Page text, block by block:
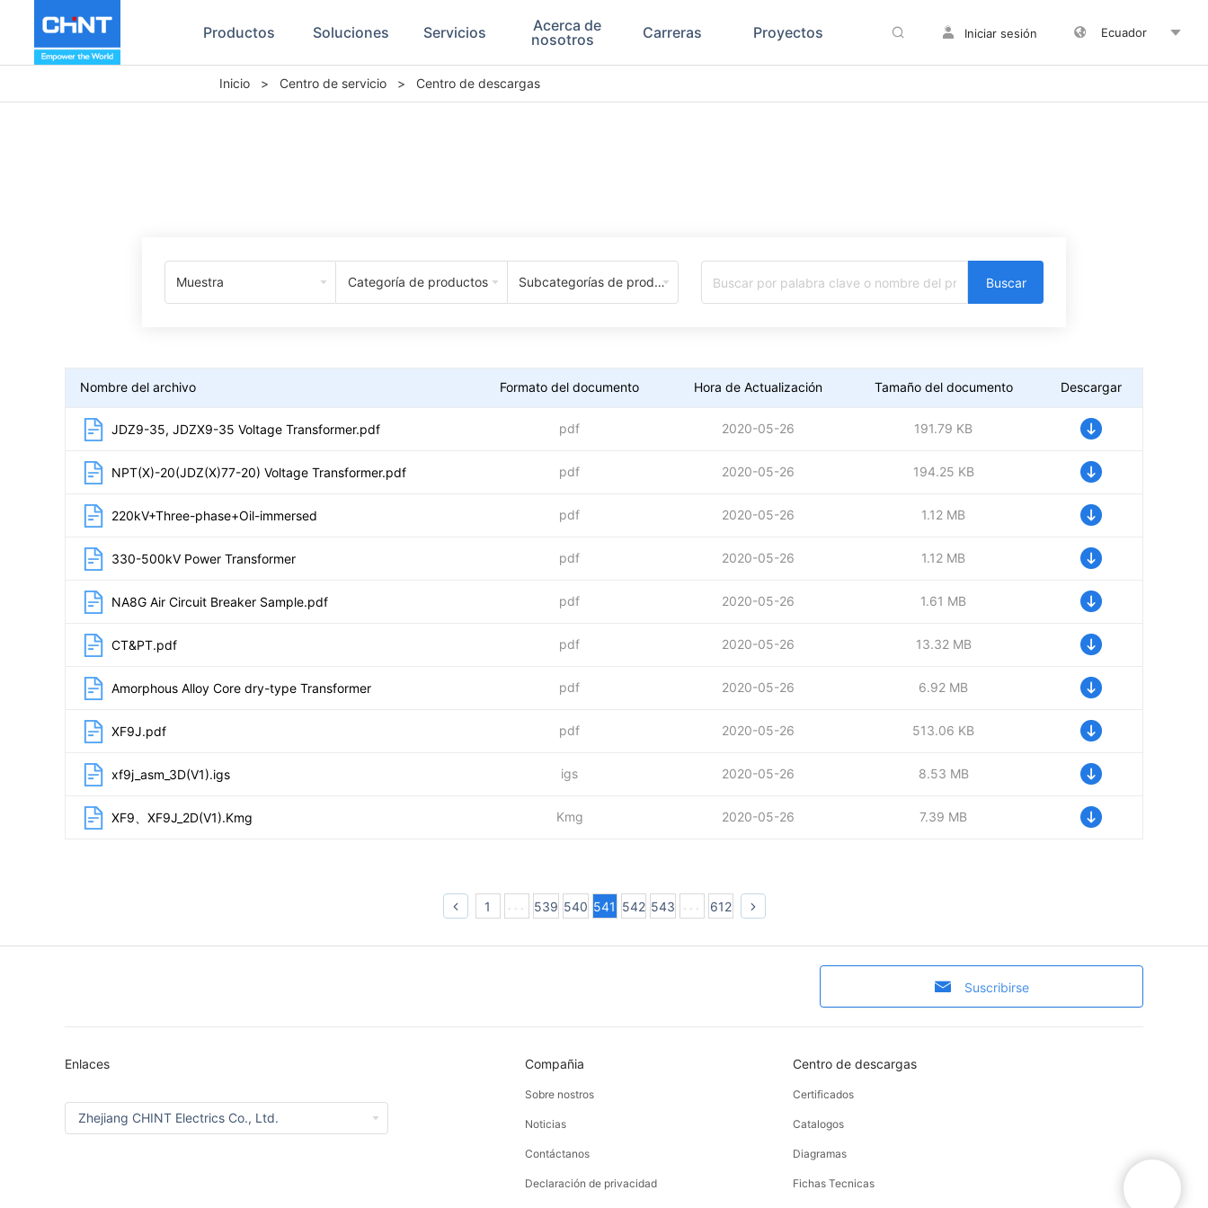
Iniciar sesión Ecuador
Productos Soluciones Servicios
Acerca de
nosotros
Carreras Proyectos
Inicio > Centro de servicio > Centro de descargas
Muestra Categoría de productos Subcategorías de productos Buscar
Nombre del archivo Formato del documento Hora de Actualización Tamaño del documento Descargar
JDZ9-35, JDZX9-35 Voltage Transformer.pdf pdf 2020-05-26 191.79 KB
NPT(X)-20(JDZ(X)77-20) Voltage Transformer.pdf pdf 2020-05-26 194.25 KB
220kV+Three-phase+Oil-immersed pdf 2020-05-26 1.12 MB
330-500kV Power Transformer pdf 2020-05-26 1.12 MB
NA8G Air Circuit Breaker Sample.pdf pdf 2020-05-26 1.61 MB
CT&PT.pdf pdf 2020-05-26 13.32 MB
Amorphous Alloy Core dry-type Transformer pdf 2020-05-26 6.92 MB
XF9J.pdf pdf 2020-05-26 513.06 KB
xf9j_asm_3D(V1).igs igs 2020-05-26 8.53 MB
XF9、XF9J_2D(V1).Kmg Kmg 2020-05-26 7.39 MB
1 539 540 541 542 543 612
Suscribirse
Enlaces
Zhejiang CHINT Electrics Co., Ltd.
Compañia
Sobre nostros
Noticias
Contáctanos
Declaración de privacidad
Centro de descargas
Certificados
Catalogos
Diagramas
Fichas Tecnicas